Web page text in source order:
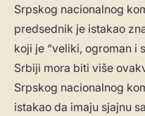
Srpskog nacionalnog
predsednik je istakao
koji je “veliki, ogroman i
Srbiji mora biti više
Srpskog nacionalnog
istakao da imaju sjajnu